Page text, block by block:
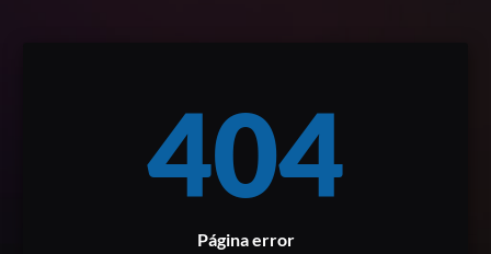
404
Página error